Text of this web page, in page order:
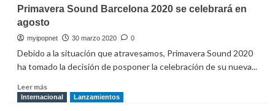
Martín
le
canta
vida
a
Primavera Sound Barcelona 2020 se celebrará en
agosto
myipopnet 30 marzo 2020 0
Debido a la situación que atravesamos, Primavera Sound 2020
ha tomado la decisión de posponer la celebración de su nueva...
Leer másLeer
más
Internacional Lanzamientos